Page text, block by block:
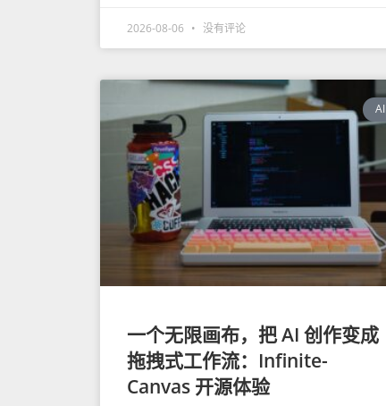
2026-08-06 没有评论
AI
一个无限画布，把 AI 创作变成
拖拽式工作流：Infinite-
Canvas 开源体验